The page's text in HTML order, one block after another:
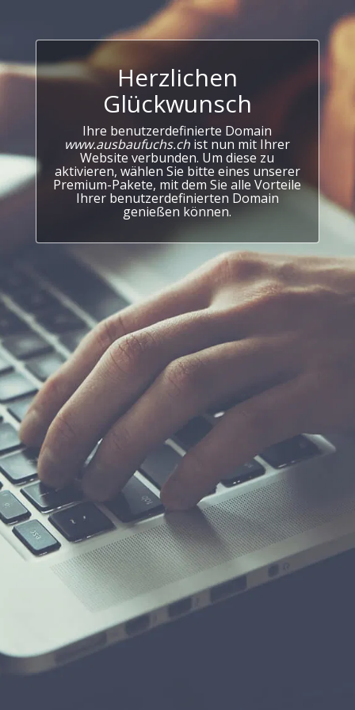
Herzlichen
Glückwunsch
Ihre benutzerdefinierte Domain
www.ausbaufuchs.ch ist nun mit Ihrer
Website verbunden. Um diese zu
aktivieren, wählen Sie bitte eines unserer
Premium-Pakete, mit dem Sie alle Vorteile
Ihrer benutzerdefinierten Domain
genießen können.